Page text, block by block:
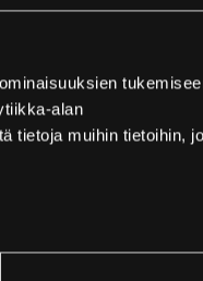
alan
tietoja muihin tietoihin,
Erkki-